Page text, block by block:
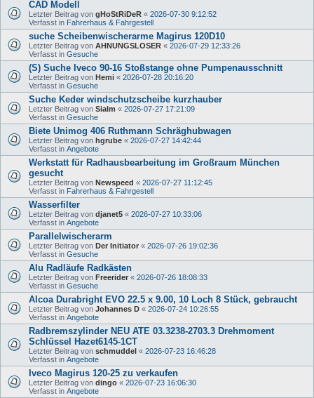
CAD Modell
Letzter Beitrag von gHoStRiDeR « 2026-07-30 9:12:52
Verfasst in Fahrerhaus & Fahrgestell
suche Scheibenwischerarme Magirus 120D10
Letzter Beitrag von AHNUNGSLOSER « 2026-07-29 12:33:26
Verfasst in Gesuche
(S) Suche Iveco 90-16 Stoßstange ohne Pumpenausschnitt
Letzter Beitrag von Hemi « 2026-07-28 20:16:20
Verfasst in Gesuche
Suche Keder windschutzscheibe kurzhauber
Letzter Beitrag von Sialm « 2026-07-27 17:21:09
Verfasst in Gesuche
Biete Unimog 406 Ruthmann Schräghubwagen
Letzter Beitrag von hgrube « 2026-07-27 14:42:44
Verfasst in Angebote
Werkstatt für Radhausbearbeitung im Großraum München
gesucht
Letzter Beitrag von Newspeed « 2026-07-27 11:12:45
Verfasst in Fahrerhaus & Fahrgestell
Wasserfilter
Letzter Beitrag von djanet5 « 2026-07-27 10:33:06
Verfasst in Angebote
Parallelwischerarm
Letzter Beitrag von Der Initiator « 2026-07-26 19:02:36
Verfasst in Gesuche
Alu Radläufe Radkästen
Letzter Beitrag von Freerider « 2026-07-26 18:08:33
Verfasst in Gesuche
Alcoa Durabright EVO 22.5 x 9.00, 10 Loch 8 Stück, gebraucht
Letzter Beitrag von Johannes D « 2026-07-24 10:26:55
Verfasst in Angebote
Radbremszylinder NEU ATE 03.3238-2703.3 Drehmoment
Schlüssel Hazet6145-1CT
Letzter Beitrag von schmuddel « 2026-07-23 16:46:28
Verfasst in Angebote
Iveco Magirus 120-25 zu verkaufen
Letzter Beitrag von dingo « 2026-07-23 16:06:30
Verfasst in Angebote